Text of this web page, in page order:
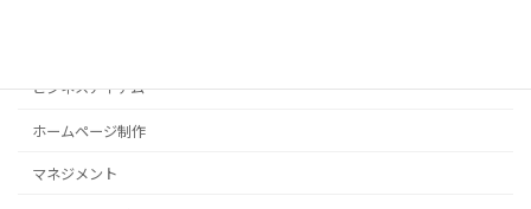
ビジネスアイテム
ホームページ制作
マネジメント